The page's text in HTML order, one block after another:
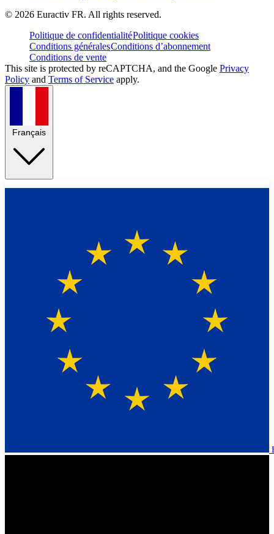
© 2026 Euractiv FR. All rights reserved.
Politique de confidentialitéPolitique cookies
Conditions généralesConditions d’abonnement
Conditions de vente
This site is protected by reCAPTCHA, and the Google Privacy
Policy and Terms of Service apply.
Français